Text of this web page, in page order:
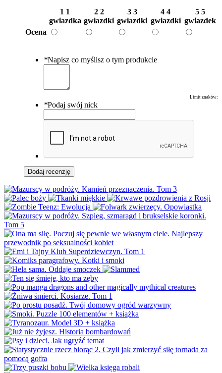
1 1
gwiazdka
2 2
gwiazdki
3 3
gwiazdki
4 4
gwiazdki
5 5
gwiazdek
Ocena
*Napisz co myślisz o tym produkcie
Limit znaków:
*Podaj swój nick
Dodaj recenzję